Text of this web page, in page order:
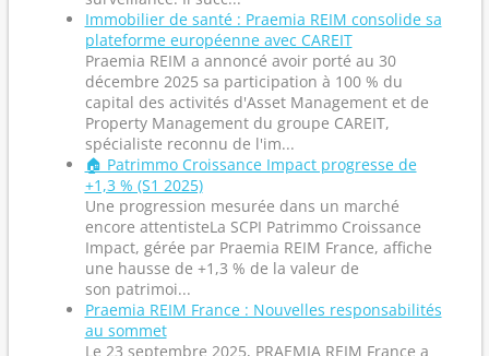
Immobilier de santé : Praemia REIM consolide sa
plateforme européenne avec CAREIT
Praemia REIM a annoncé avoir porté au 30
décembre 2025 sa participation à 100 % du
capital des activités d'Asset Management et de
Property Management du groupe CAREIT,
spécialiste reconnu de l'im...
🏠 Patrimmo Croissance Impact progresse de
+1,3 % (S1 2025)
Une progression mesurée dans un marché
encore attentisteLa SCPI Patrimmo Croissance
Impact, gérée par Praemia REIM France, affiche
une hausse de +1,3 % de la valeur de
son patrimoi...
Praemia REIM France : Nouvelles responsabilités
au sommet
Le 23 septembre 2025, PRAEMIA REIM France a